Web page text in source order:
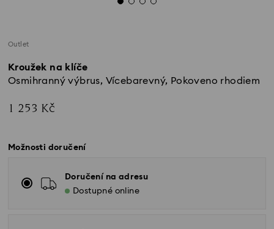
Outlet
Kroužek na klíče
Osmihranný výbrus, Vícebarevný, Pokoveno rhodiem
1 253 Kč
Možnosti doručení
Doručení na adresu
Dostupné online